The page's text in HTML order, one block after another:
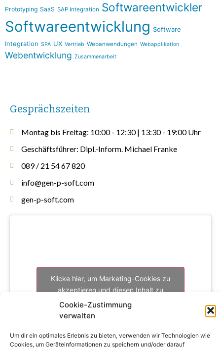
Cookie-Zustimmung
verwalten
Um dir ein optimales Erlebnis zu bieten, verwenden wir Technologien wie
Cookies, um Geräteinformationen zu speichern und/oder darauf
Prototyping SaaS SAP Integration Softwareentwickler
Softwareentwicklung Software
Integration SPA UX Vertrieb Webanwendungen Webapplikation
Webentwicklung Zusammenarbeit
Gesprächszeiten
Montag bis Freitag: 10:00 - 12:30 | 13:30 - 19:00 Uhr
Geschäftsführer: Dipl.-Inform. Michael Franke
089 / 21 54 67 820
info@gen-p-soft.com
gen-p-soft.com
Klicke hier, um Marketing-Cookies zu
akzeptieren und diesen Inhalt zu
aktivieren